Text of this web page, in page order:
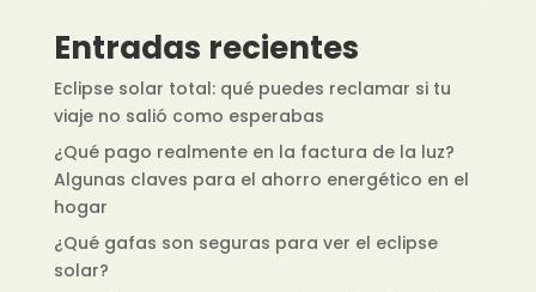
Entradas recientes
Eclipse solar total: qué puedes reclamar si tu
viaje no salió como esperabas
¿Qué pago realmente en la factura de la luz?
Algunas claves para el ahorro energético en el
hogar
¿Qué gafas son seguras para ver el eclipse
solar?